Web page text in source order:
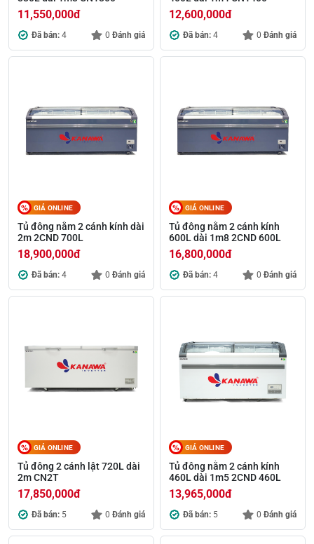
11,550,000đ
Đã bán: 4 0 Đánh giá
12,600,000đ
Đã bán: 4 0 Đánh giá
GIÁ ONLINE
Tủ đông nằm 2 cánh kính dài
2m 2CND 700L
18,900,000đ
Đã bán: 4 0 Đánh giá
GIÁ ONLINE
Tủ đông nằm 2 cánh kính
600L dài 1m8 2CND 600L
16,800,000đ
Đã bán: 4 0 Đánh giá
GIÁ ONLINE
Tủ đông 2 cánh lật 720L dài
2m CN2T
17,850,000đ
Đã bán: 5 0 Đánh giá
GIÁ ONLINE
Tủ đông nằm 2 cánh kính
460L dài 1m5 2CND 460L
13,965,000đ
Đã bán: 5 0 Đánh giá